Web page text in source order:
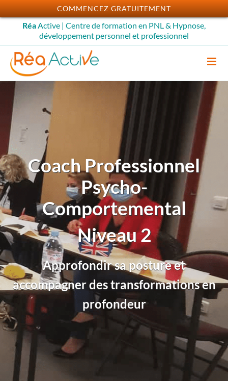
Passer
au
contenu
RéaActive | Centre de formation en PNL & Hypnose,
développement personnel et professionnel
Coach Professionnel
Psycho-
Comportemental
Niveau 2
Approfondir sa posture et
accompagner des transformations en
profondeur
COMMENCEZ GRATUITEMENT